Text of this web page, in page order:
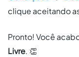
clique aceitando
Pronto! Você
Livre. 👏